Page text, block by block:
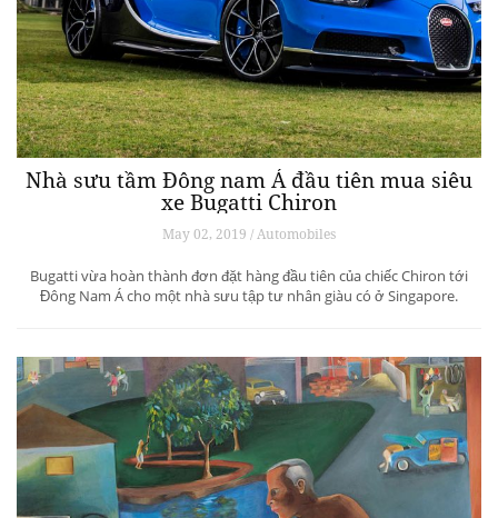
Nhà sưu tầm Đông nam Á đầu tiên mua siêu
xe Bugatti Chiron
May 02, 2019 / Automobiles
Bugatti vừa hoàn thành đơn đặt hàng đầu tiên của chiếc Chiron tới
Đông Nam Á cho một nhà sưu tập tư nhân giàu có ở Singapore.